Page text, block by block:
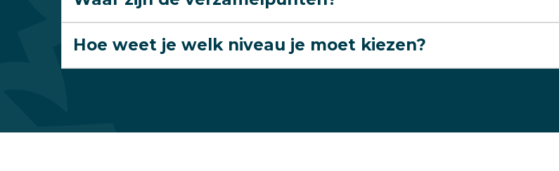
Hoe weet je welk niveau je moet kiezen?